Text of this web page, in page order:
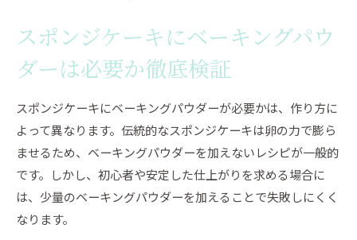
スポンジケーキにベーキングパウ
ダーは必要か徹底検証
スポンジケーキにベーキングパウダーが必要かは、作り方に
よって異なります。伝統的なスポンジケーキは卵の力で膨ら
ませるため、ベーキングパウダーを加えないレシピが一般的
です。しかし、初心者や安定した仕上がりを求める場合に
は、少量のベーキングパウダーを加えることで失敗しにくく
なります。